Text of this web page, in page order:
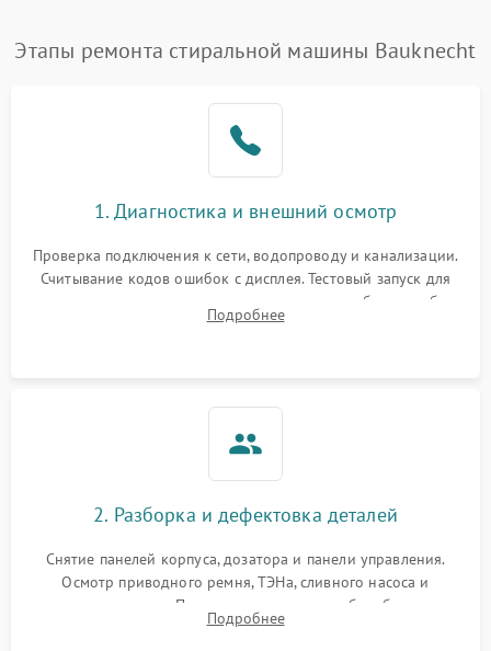
2200 ₽ Подробнее →
Этапы ремонта стиральной машины Bauknecht
1. Диагностика и внешний осмотр
Проверка подключения к сети, водопроводу и канализации.
Считывание кодов ошибок с дисплея. Тестовый запуск для
выявления посторонних шумов, протечек или сбоев в работе
электронного модуля управления.
Подробнее
2. Разборка и дефектовка деталей
Снятие панелей корпуса, дозатора и панели управления.
Осмотр приводного ремня, ТЭНа, сливного насоса и
амортизаторов. Проверка подшипников барабана и
крестовины на износ, а манжеты люка на разрывы.
Подробнее